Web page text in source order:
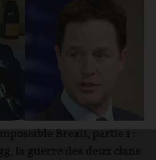
Brexit, partie 1 :